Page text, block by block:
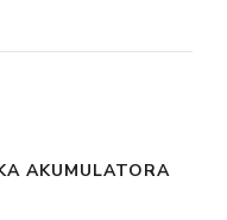
AKUMULATORA